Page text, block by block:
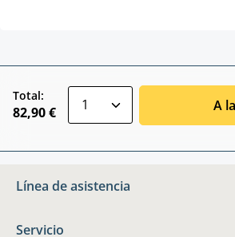
Total:
82,90 € A
Línea de asistencia
Servicio